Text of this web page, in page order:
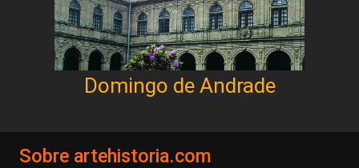
Domingo de Andrade
Sobre artehistoria.com